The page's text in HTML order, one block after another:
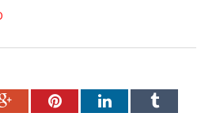
Google+PinterestLinkedInTumblr